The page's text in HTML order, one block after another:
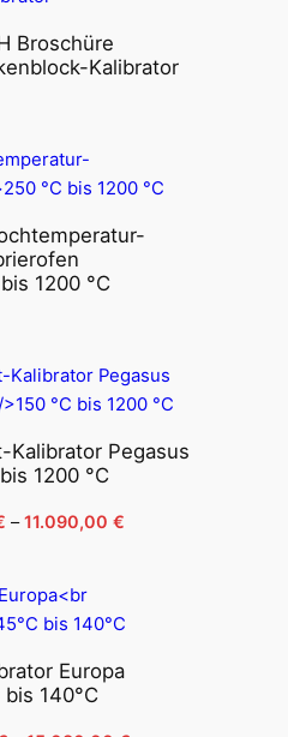
Broschüre
Kalibrator
1200 °C
Pegasus
1200 °C
–11.090,00 €
Europa
140°C